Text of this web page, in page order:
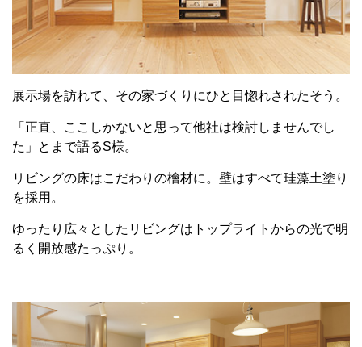
展示場を訪れて、その家づくりにひと目惚れされたそう。
「正直、ここしかないと思って他社は検討しませんでし
た」とまで語るS様。
リビングの床はこだわりの檜材に。壁はすべて珪藻土塗り
を採用。
ゆったり広々としたリビングはトップライトからの光で明
るく開放感たっぷり。